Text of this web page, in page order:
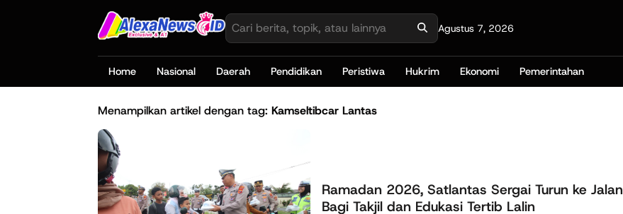
Agustus 7, 2026
Home Nasional Daerah Pendidikan Peristiwa Hukrim Ekonomi Pemerintahan
Menampilkan artikel dengan tag: Kamseltibcar Lantas
Ramadan 2026, Satlantas Sergai Turun ke Jalan
Bagi Takjil dan Edukasi Tertib Lalin